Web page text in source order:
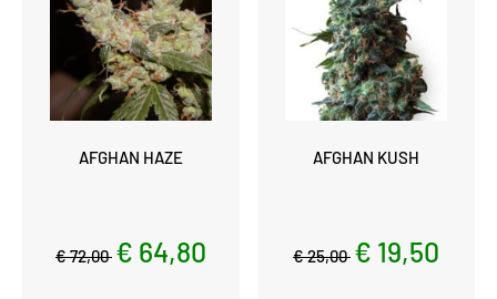
AFGHAN HAZE
€ 72,00 € 64,80
AFGHAN KUSH
€ 25,00 € 19,50